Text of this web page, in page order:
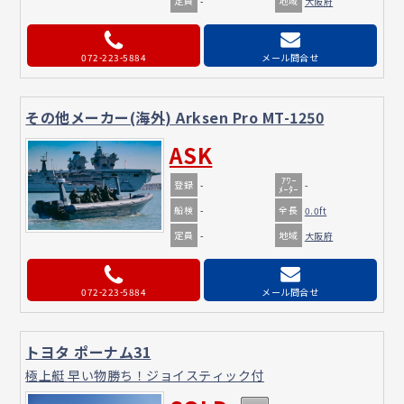
072-223-5884 メール問合せ
その他メーカー(海外) Arksen Pro MT-1250
ASK
登録 - ｱﾜｰ
ﾒｰﾀｰ -
船検 - 全長 0.0ft
定員 - 地域 大阪府
072-223-5884 メール問合せ
トヨタ ポーナム31
極上艇 早い物勝ち！ジョイスティック付